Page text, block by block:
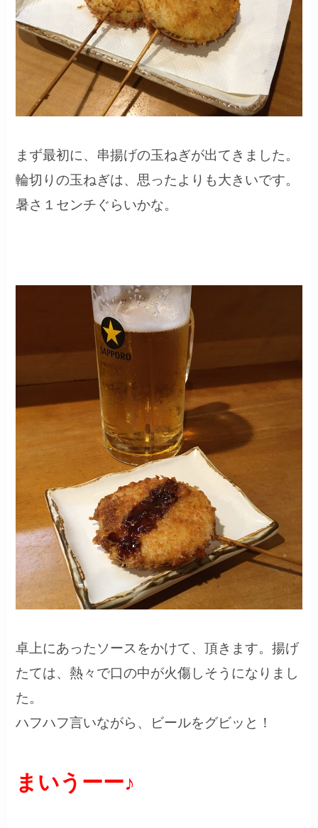
まず最初に、串揚げの玉ねぎが出てきました。
輪切りの玉ねぎは、思ったよりも大きいです。
暑さ１センチぐらいかな。
卓上にあったソースをかけて、頂きます。揚げ
たては、熱々で口の中が火傷しそうになりまし
た。
ハフハフ言いながら、ビールをグビッと！
まいうーー♪